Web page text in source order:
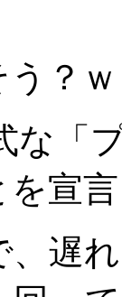
？ｗ
な「
を宣
、遅